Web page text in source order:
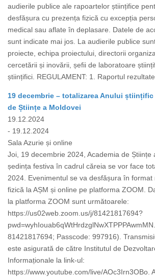
audierile publice ale rapoartelor științifice
desfășura cu prezența fizică cu excepția
medical sau aflate în deplasare. Datele de
sunt indicate mai jos. La audierile publice
proiecte, echipa proiectului, directorii
cercetării și inovării, șefii de laboratoare
științifici. REGULAMENT: 1. Raportul
19 decembrie – totalizarea Anului științific
de Științe a Moldovei
19.12.2024
- 19.12.2024
Sala Azurie și online
Joi, 19 decembrie 2024, Academia de Științe
ședința festiva în cadrul căreia se vor face
2024. Evenimentul se va desfășura în format
fizică la AȘM și online pe platforma ZOOM.
la platforma ZOOM sunt următoarele:
https://us02web.zoom.us/j/81421817694?
81421817694; Passcode: 997916).
este asigurată de către Institutul de
Informaționale la link-ul:
https://www.youtube.com/live/AOc3Irn3OBo.